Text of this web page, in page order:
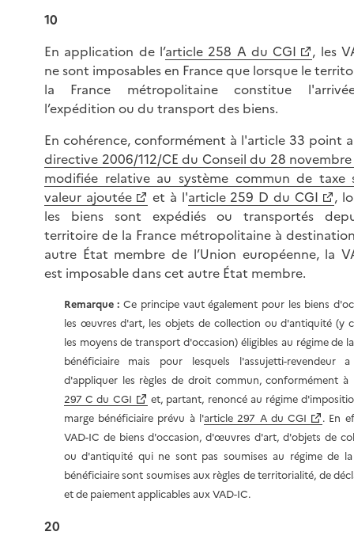
10
En application de l’article 258 A du CGI
, les
ne sont imposables en France que lorsque le
la France métropolitaine constitue
l’expédition ou du transport des biens.
En cohérence, conformément à l'article 33 point
directive 2006/112/CE du Conseil du 28
modifiée relative au système commun de taxe
valeur ajoutée
et à l'article 259 D du CGI
,
les biens sont expédiés ou transportés
territoire de la France métropolitaine à
autre État membre de l’Union européenne, la
est imposable dans cet autre État membre.
Remarque : Ce principe vaut également pour les biens
les œuvres d'art, les objets de collection ou d'antiquité (y
les moyens de transport d'occasion) éligibles au régime de
bénéficiaire mais pour lesquels l'assujetti-revendeur
d'appliquer les règles de droit commun, conformément à
297 C du CGI
et, partant, renoncé au régime
marge bénéficiaire prévu à l'article 297 A du CGI
. En
VAD-IC de biens d'occasion, d'œuvres d'art, d'objets de
ou d'antiquité qui ne sont pas soumises au régime de
bénéficiaire sont soumises aux règles de territorialité, de
et de paiement applicables aux VAD-IC.
20